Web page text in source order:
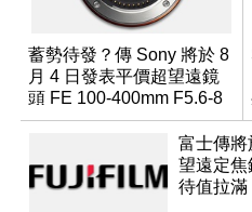
蓄勢待發？傳 Sony 將於 8
月 4 日發表平價超望遠鏡
頭 FE 100-400mm F5.6-8
富士傳將
望遠定焦
待值拉滿